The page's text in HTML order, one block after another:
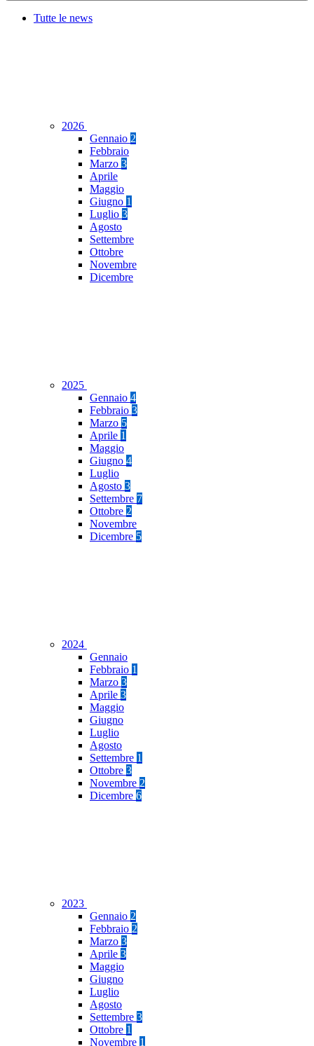
Tutte le news
2026
Gennaio 2
Febbraio
Marzo 3
Aprile
Maggio
Giugno 1
Luglio 3
Agosto
Settembre
Ottobre
Novembre
Dicembre
2025
Gennaio 4
Febbraio 3
Marzo 5
Aprile 1
Maggio
Giugno 4
Luglio
Agosto 3
Settembre 7
Ottobre 2
Novembre
Dicembre 5
2024
Gennaio
Febbraio 1
Marzo 3
Aprile 3
Maggio
Giugno
Luglio
Agosto
Settembre 1
Ottobre 3
Novembre 2
Dicembre 6
2023
Gennaio 2
Febbraio 2
Marzo 3
Aprile 3
Maggio
Giugno
Luglio
Agosto
Settembre 3
Ottobre 1
Novembre 1